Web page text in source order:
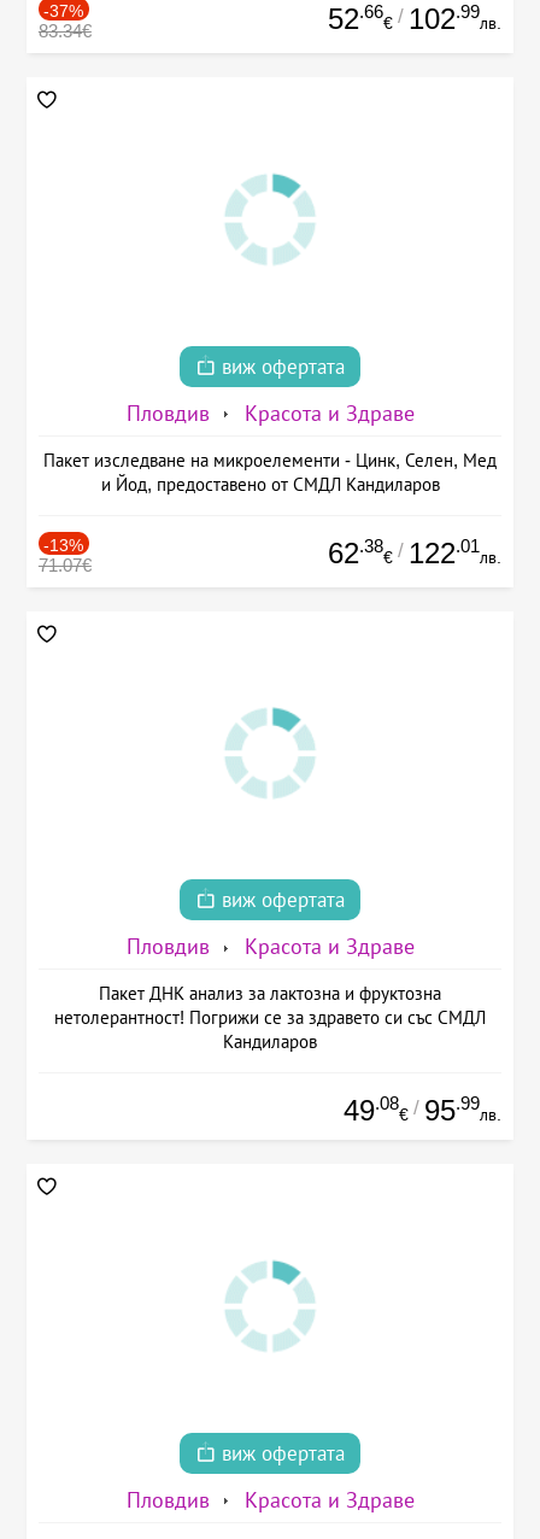
-37%
83.34€ 52.66
€ / 102.99
лв.
виж офертата
Пловдив Красота и Здраве
Пакет изследване на микроелементи - Цинк, Селен, Мед
и Йод, предоставено от СМДЛ Кандиларов
-13%
71.07€ 62.38
€ / 122.01
лв.
виж офертата
Пловдив Красота и Здраве
Пакет ДНК анализ за лактозна и фруктозна
нетолерантност! Погрижи се за здравето си със СМДЛ
Кандиларов
49.08
€ / 95.99
лв.
виж офертата
Пловдив Красота и Здраве